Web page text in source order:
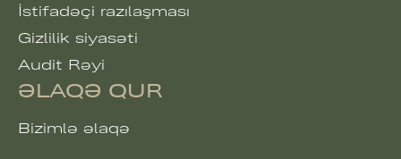
İstifadəçi razılaşması
Gizlilik siyasəti
Audit Rəyi
ƏLAQƏ QUR
Bizimlə əlaqə